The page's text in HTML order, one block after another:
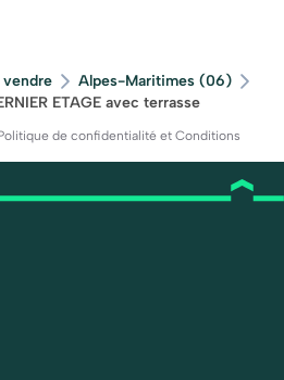
vendre
Alpes-Maritimes (06)
ETAGE avec terrasse
de confidentialité et Conditions